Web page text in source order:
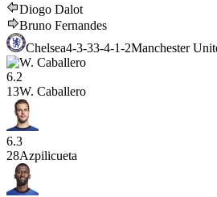
Diogo Dalot
Bruno Fernandes
Chelsea4-3-33-4-1-2Manchester
6.2
13W. Caballero
6.3
28Azpilicueta